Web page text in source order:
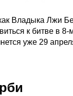
Владыка Лжи
к битве в 8-
уже 29